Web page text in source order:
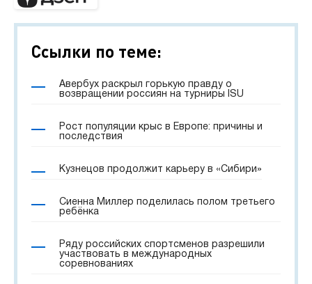
Ссылки по теме:
Авербух раскрыл горькую правду о
возвращении россиян на турниры ISU
Рост популяции крыс в Европе: причины и
последствия
Кузнецов продолжит карьеру в «Сибири»
Сиенна Миллер поделилась полом третьего
ребёнка
Ряду российских спортсменов разрешили
участвовать в международных
соревнованиях